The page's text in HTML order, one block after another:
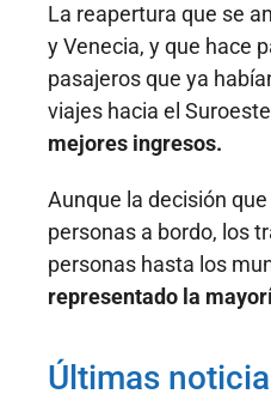
La reapertura que se
y Venecia, y que hace
pasajeros que ya
viajes hacia el
mejores ingresos.
Aunque la decisión
personas a bordo, los
personas hasta los
representado la
Últimas